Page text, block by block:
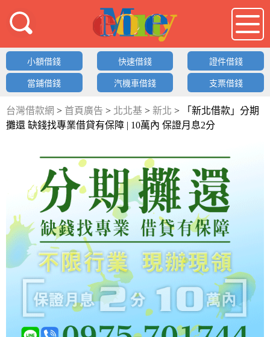
借錢LOGO
小額借錢 快速借錢 證件借錢
當鋪借錢 汽機車借錢 支票借錢
台灣借款網 > 首頁廣告 > 北北基 > 新北 >
「新北借款」分期
攤還 缺錢找專業借貸有保障 | 10萬內 保證月息2分